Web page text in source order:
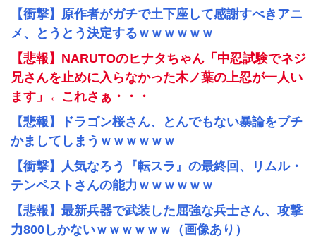
【衝撃】原作者がガチで土下座して感謝すべきアニ
メ、とうとう決定するｗｗｗｗｗｗ
【悲報】NARUTOのヒナタちゃん「中忍試験でネジ
兄さんを止めに入らなかった木ノ葉の上忍が一人い
ます」←これさぁ・・・
【悲報】ドラゴン桜さん、とんでもない暴論をブチ
かましてしまうｗｗｗｗｗｗ
【衝撃】人気なろう『転スラ』の最終回、リムル・
テンペストさんの能力ｗｗｗｗｗｗ
【悲報】最新兵器で武装した屈強な兵士さん、攻撃
力800しかないｗｗｗｗｗｗ（画像あり）